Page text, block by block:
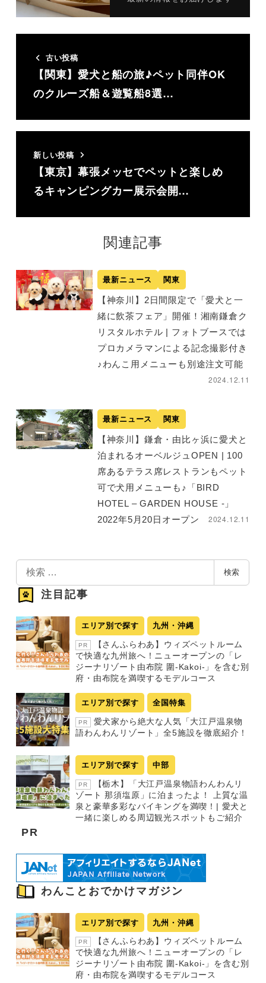
古い投稿
【関東】愛犬と船の旅♪ペット同伴OK
のクルーズ船＆遊覧船8選…
新しい投稿
【東京】幕張メッセでペットと楽しめ
るキャンピングカー展示会開…
関連記事
最新ニュース 関東
【神奈川】2日間限定で「愛犬と一
緒に飲茶フェア」開催！湘南鎌倉ク
リスタルホテル | フォトブースでは
プロカメラマンによる記念撮影付き
♪わんこ用メニューも別途注文可能
2024.12.11
最新ニュース 関東
【神奈川】鎌倉・由比ヶ浜に愛犬と
泊まれるオーベルジュOPEN | 100
席あるテラス席レストランもペット
可で犬用メニューも♪「BIRD
HOTEL – GARDEN HOUSE -」
2022年5月20日オープン
2024.12.11
検
索
検索
注目記事
エリア別で探す 九州・沖縄
PR
【さんふらわあ】ウィズペットルーム
で快適な九州旅へ！ニューオープンの「レ
ジーナリゾート由布院 圍-Kakoi-」を含む別
府・由布院を満喫するモデルコース
エリア別で探す 全国特集
PR
愛犬家から絶大な人気「大江戸温泉物
語わんわんリゾート」全5施設を徹底紹介！
エリア別で探す 中部
PR
【栃木】「大江戸温泉物語わんわんリ
ゾート 那須塩原」に泊まったよ！ 上質な温
泉と豪華多彩なバイキングを満喫！| 愛犬と
一緒に楽しめる周辺観光スポットもご紹介
PR
わんことおでかけマガジン
エリア別で探す 九州・沖縄
PR
【さんふらわあ】ウィズペットルーム
で快適な九州旅へ！ニューオープンの「レ
ジーナリゾート由布院 圍-Kakoi-」を含む別
府・由布院を満喫するモデルコース